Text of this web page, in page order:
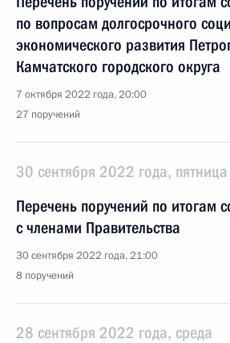
по вопросам долгосрочного
экономического развития
Камчатского городского округа
7 октября 2022 года, 20:00
27 поручений
30 сентября 2022 года, пятница
Перечень поручений по итогам
с членами Правительства
30 сентября 2022 года, 21:00
8 поручений
28 сентября 2022 года, среда